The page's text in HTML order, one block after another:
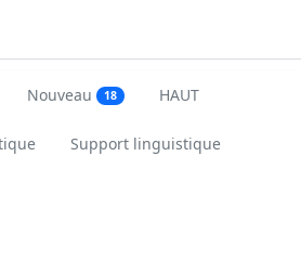
Nouveau 18 HAUT
Support linguistique